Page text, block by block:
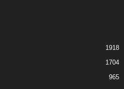
1918
1704
965